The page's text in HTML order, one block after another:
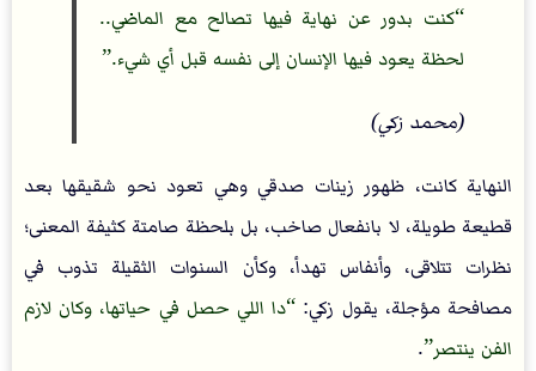
كنت بدور عن نهاية فيها تصالح مع الماضي..
لحظة يعود فيها الإنسان إلى نفسه قبل أي شيء.
(محمد زكي)
النهاية كانت، ظهور زينات صدقي وهي تعود نحو شقيقها بعد
قطيعة طويلة، لا بانفعال صاخب، بل بلحظة صامتة كثيفة المعنى؛
نظرات تتلاقى، وأنفاس تهدأ، وكأن السنوات الثقيلة تذوب في
مصافحة مؤجلة، يقول زكي:
دا اللي حصل في حياتها، وكان لازم
الفن ينتصر .